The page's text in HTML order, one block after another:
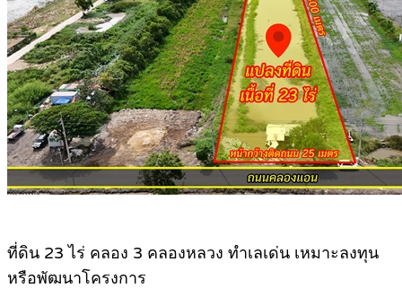
ที่ดิน 23 ไร่ คลอง 3 คลองหลวง ทำเลเด่น เหมาะลงทุน
หรือพัฒนาโครงการ